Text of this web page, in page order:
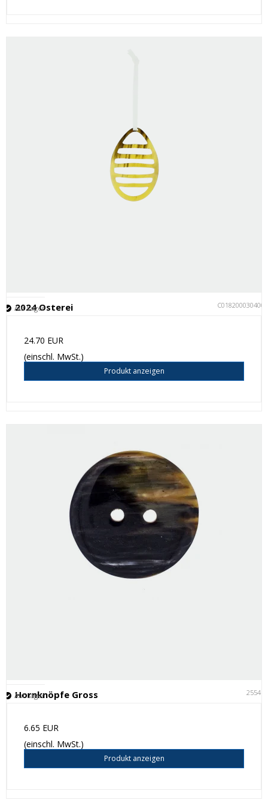
2024 Osterei C018200030400
Auf Lager
24.70 EUR
(einschl. MwSt.)
Produkt anzeigen
Hornknöpfe Gross 25541
Auf Lager
6.65 EUR
(einschl. MwSt.)
Produkt anzeigen